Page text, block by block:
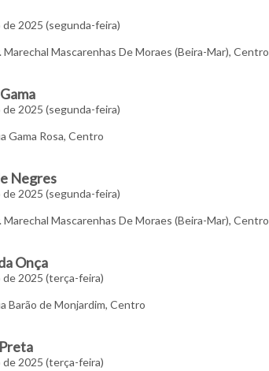
2025 (segunda-feira)
Mascarenhas De Moraes (Beira-Mar), Centro
2025 (segunda-feira)
Gama Rosa, Centro
Negres
2025 (segunda-feira)
Mascarenhas De Moraes (Beira-Mar), Centro
Onça
de 2025 (terça-feira)
Barão de Monjardim, Centro
de 2025 (terça-feira)